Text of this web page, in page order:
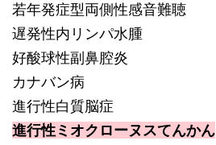
若年発症型両側性感音難聴
遅発性内リンパ水腫
好酸球性副鼻腔炎
カナバン病
進行性白質脳症
進行性ミオクローヌスてんかん